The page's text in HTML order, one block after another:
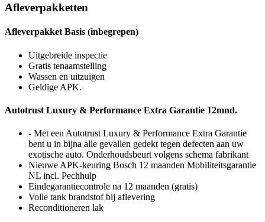
Afleverpakketten
Afleverpakket Basis (inbegrepen)
Uitgebreide inspectie
Gratis tenaamstelling
Wassen en uitzuigen
Geldige APK.
Autotrust Luxury & Performance Extra Garantie 12mnd.
- Met een Autotrust Luxury & Performance Extra Garantie
bent u in bijna alle gevallen gedekt tegen defecten aan uw
exotische auto. Onderhoudsbeurt volgens schema fabrikant
Nieuwe APK-keuring Bosch 12 maanden Mobiliteitsgarantie
NL incl. Pechhulp
Eindegarantiecontrole na 12 maanden (gratis)
Volle tank brandstof bij aflevering
Reconditioneren lak